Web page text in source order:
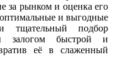
за рынком и оценка его
и выгодные
тщательный подбор
залогом быстрой и
её в слаженный